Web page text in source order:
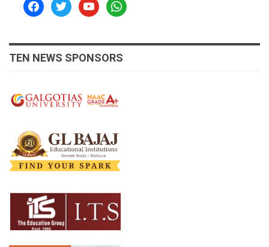
facebooktwitteryoutubewhatsapp
TEN NEWS SPONSORS